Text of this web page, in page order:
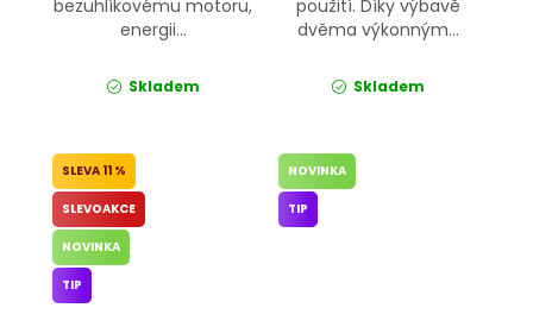
bezuhlíkovému motoru,
energii...
Skladem
použití. Díky výbavě
dvěma výkonným...
Skladem
11 %
SLEVOAKCE
NOVINKA
TIP
NOVINKA
TIP